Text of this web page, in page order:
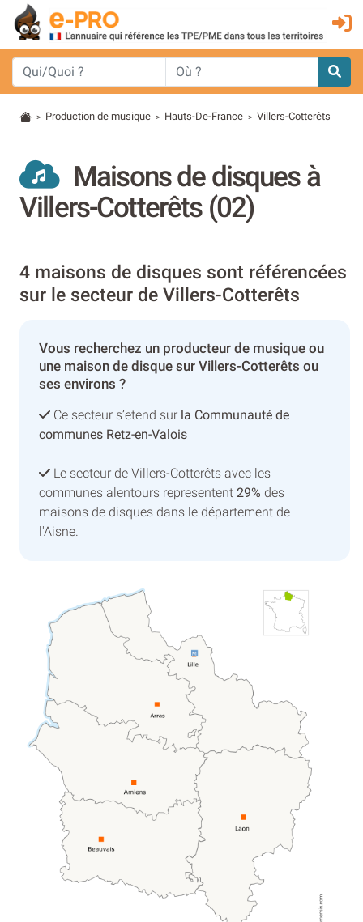
> Production de musique > Hauts-De-France > Villers-Cotterêts
Maisons de disques à
Villers-Cotterêts (02)
4 maisons de disques sont référencées
sur le secteur de Villers-Cotterêts
Vous recherchez un producteur de musique ou
une maison de disque sur Villers-Cotterêts ou
ses environs ?
Ce secteur s’etend sur la Communauté de
communes Retz-en-Valois
Le secteur de Villers-Cotterêts avec les
communes alentours representent 29% des
maisons de disques dans le département de
l'Aisne.